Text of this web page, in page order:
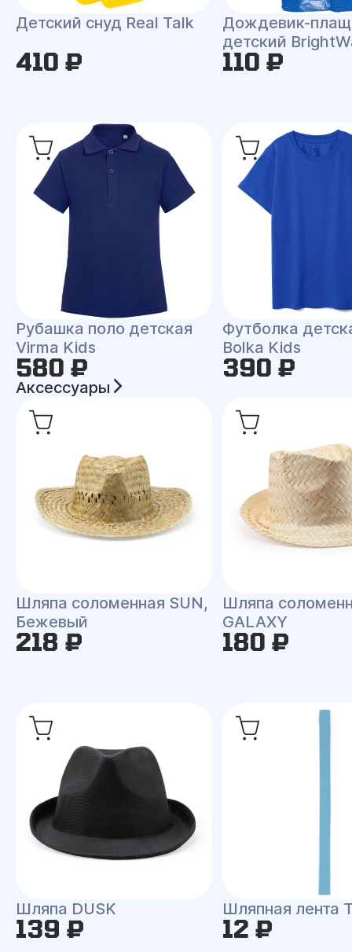
Детский снуд Real Talk
410 ₽
Дождевик-плащ
детский
110 ₽
Рубашка поло детская
Virma Kids
580 ₽
Футболка
Bolka Kids
390 ₽
Аксессуары
Шляпа соломенная SUN,
Бежевый
218 ₽
Шляпа
GALAXY
180 ₽
Шляпа DUSK
139 ₽
Шляпная лента
12 ₽